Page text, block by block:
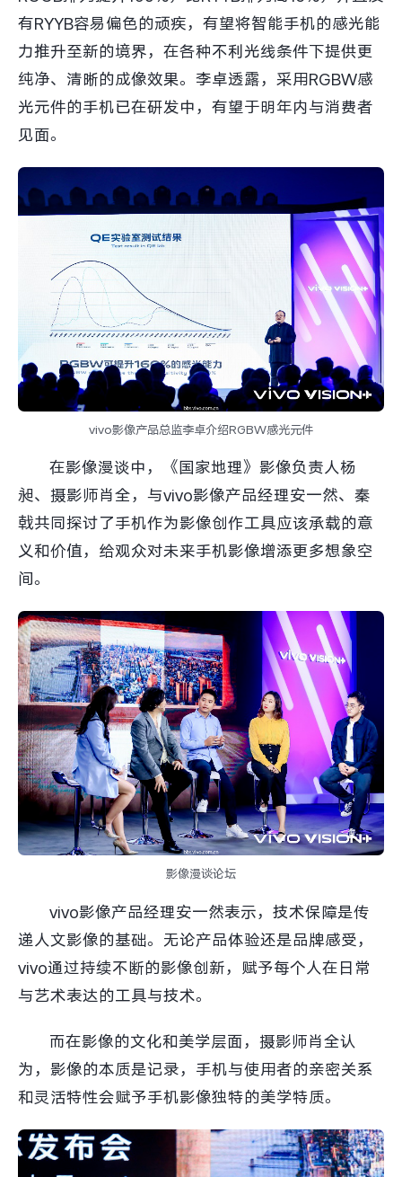
有RYYB容易偏色的顽疾，有望将智能手机的感光能
力推升至新的境界，在各种不利光线条件下提供更
纯净、清晰的成像效果。李卓透露，采用RGBW感
光元件的手机已在研发中，有望于明年内与消费者
见面。
vivo影像产品总监李卓介绍RGBW感光元件
在影像漫谈中，《国家地理》影像负责人杨
昶、摄影师肖全，与vivo影像产品经理安一然、秦
戟共同探讨了手机作为影像创作工具应该承载的意
义和价值，给观众对未来手机影像增添更多想象空
间。
影像漫谈论坛
vivo影像产品经理安一然表示，技术保障是传
递人文影像的基础。无论产品体验还是品牌感受，
vivo通过持续不断的影像创新，赋予每个人在日常
与艺术表达的工具与技术。
而在影像的文化和美学层面，摄影师肖全认
为，影像的本质是记录，手机与使用者的亲密关系
和灵活特性会赋予手机影像独特的美学特质。